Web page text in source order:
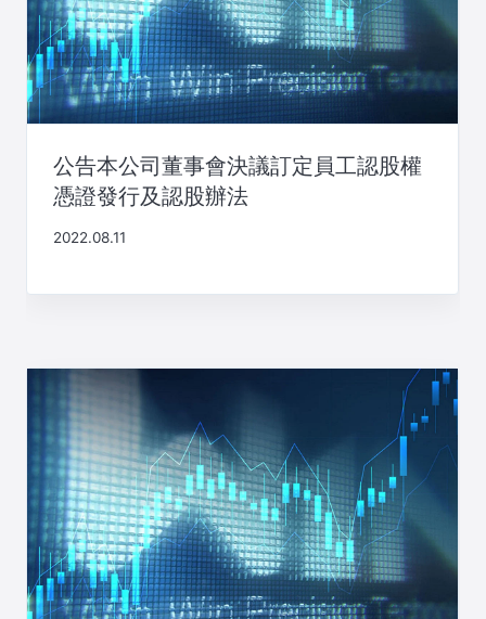
公告本公司董事會決議訂定員工認股權
憑證發行及認股辦法
2022.08.11